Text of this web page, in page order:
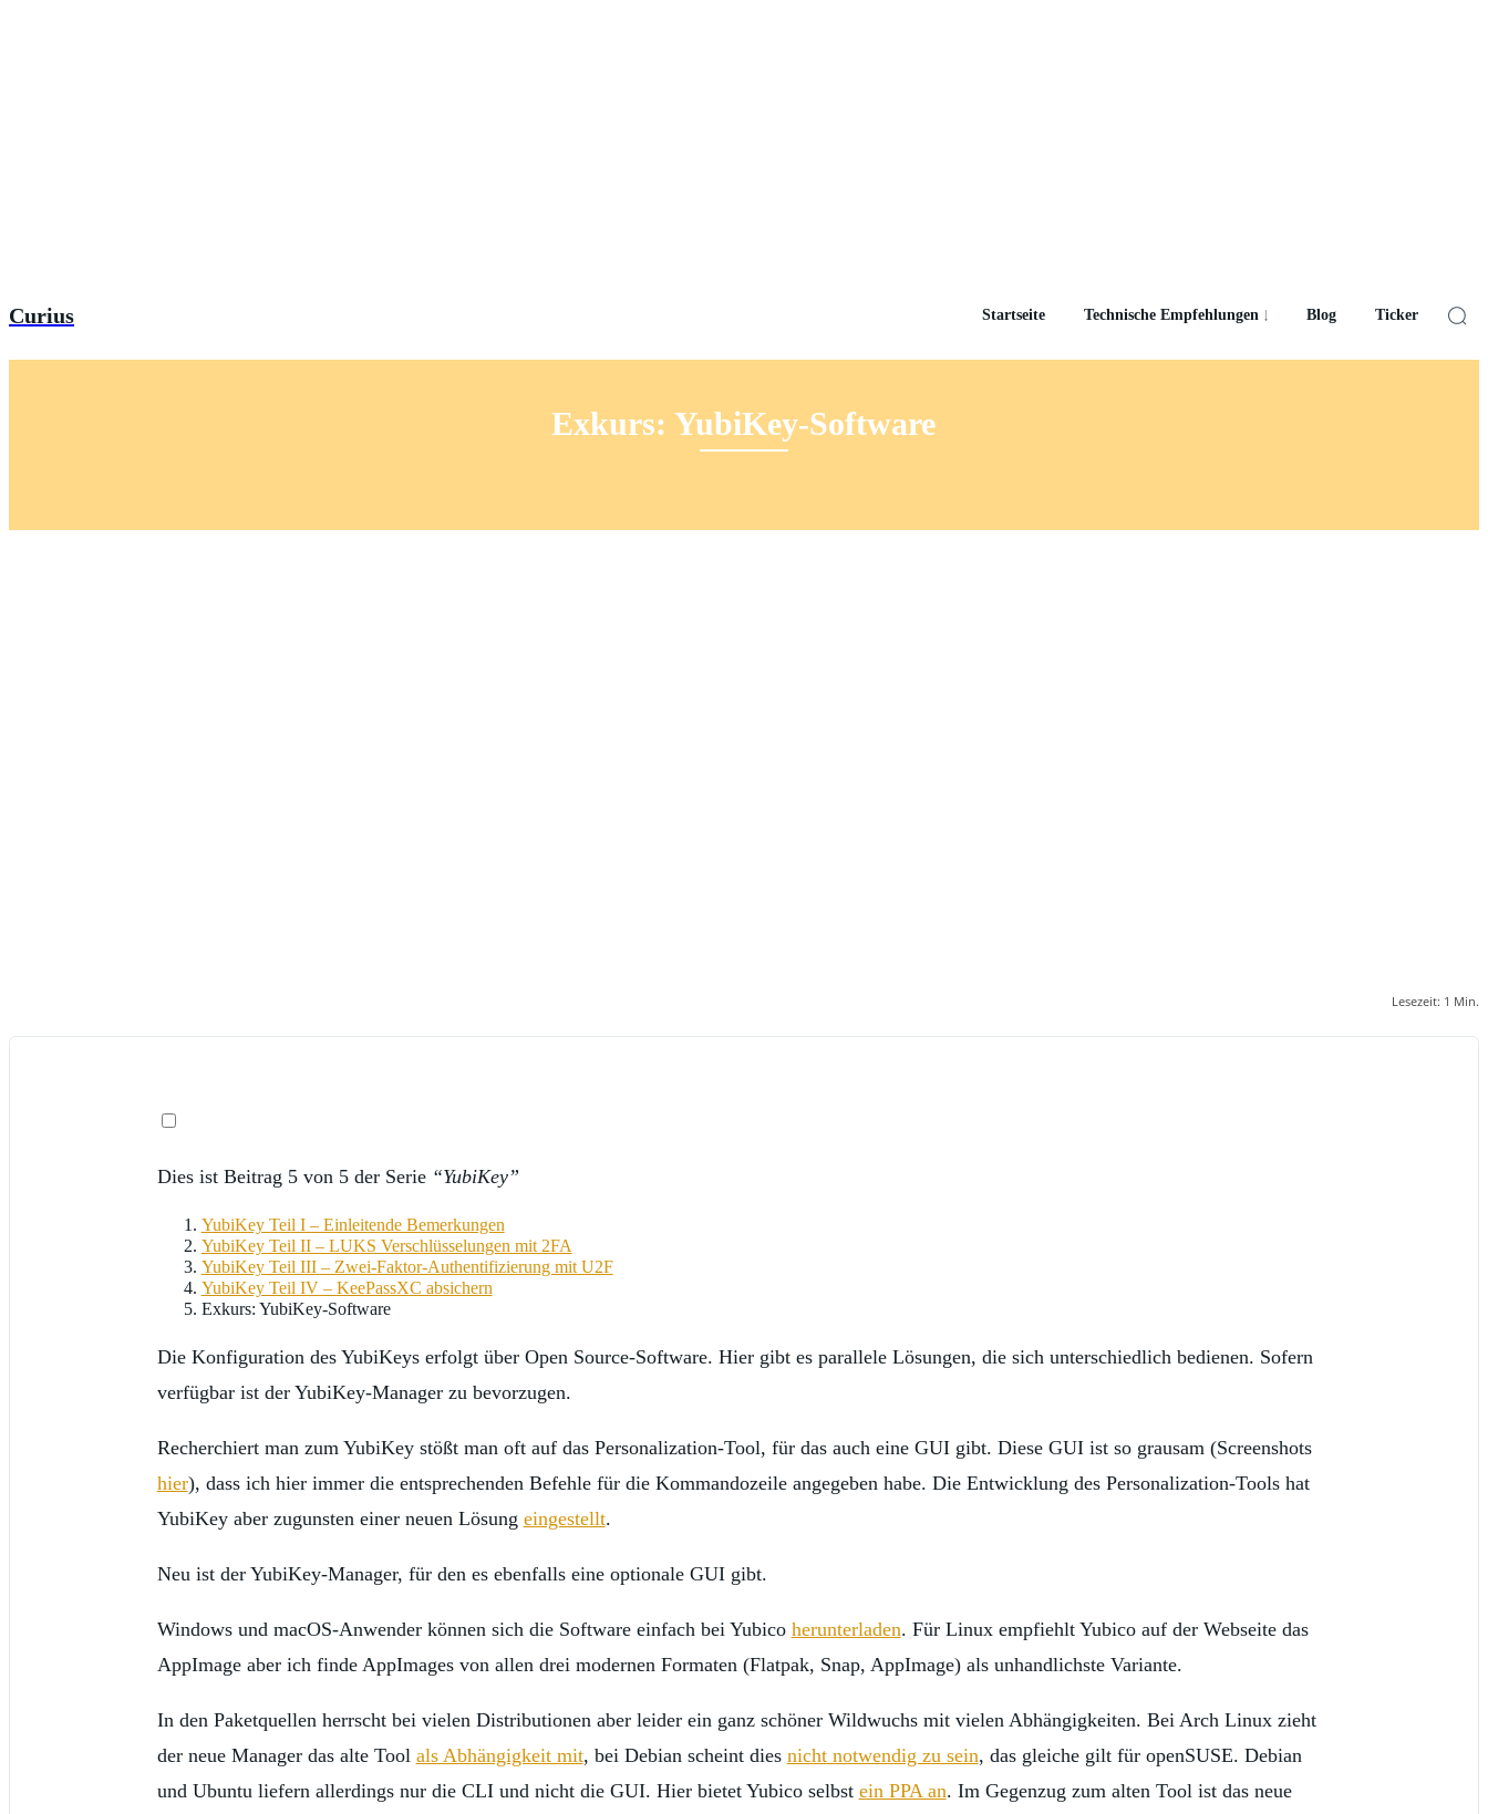
Curius Startseite Technische Empfehlungen Blog Ticker
Exkurs: YubiKey-Software
Lesezeit: 1 Min.
Dies ist Beitrag 5 von 5 der Serie “YubiKey”
YubiKey Teil I – Einleitende Bemerkungen
YubiKey Teil II – LUKS Verschlüsselungen mit 2FA
YubiKey Teil III – Zwei-Faktor-Authentifizierung mit U2F
YubiKey Teil IV – KeePassXC absichern
Exkurs: YubiKey-Software
Die Konfiguration des YubiKeys erfolgt über Open Source-Software. Hier gibt es parallele Lösungen, die sich unterschiedlich bedienen. Sofern
verfügbar ist der YubiKey-Manager zu bevorzugen.
Recherchiert man zum YubiKey stößt man oft auf das Personalization-Tool, für das auch eine GUI gibt. Diese GUI ist so grausam (Screenshots
hier), dass ich hier immer die entsprechenden Befehle für die Kommandozeile angegeben habe. Die Entwicklung des Personalization-Tools hat
YubiKey aber zugunsten einer neuen Lösung eingestellt.
Neu ist der YubiKey-Manager, für den es ebenfalls eine optionale GUI gibt.
Windows und macOS-Anwender können sich die Software einfach bei Yubico herunterladen. Für Linux empfiehlt Yubico auf der Webseite das
AppImage aber ich finde AppImages von allen drei modernen Formaten (Flatpak, Snap, AppImage) als unhandlichste Variante.
In den Paketquellen herrscht bei vielen Distributionen aber leider ein ganz schöner Wildwuchs mit vielen Abhängigkeiten. Bei Arch Linux zieht
der neue Manager das alte Tool als Abhängigkeit mit, bei Debian scheint dies nicht notwendig zu sein, das gleiche gilt für openSUSE. Debian
und Ubuntu liefern allerdings nur die CLI und nicht die GUI. Hier bietet Yubico selbst ein PPA an. Im Gegenzug zum alten Tool ist das neue